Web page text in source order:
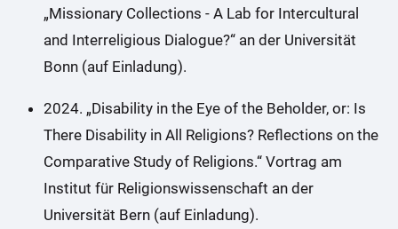
„Missionary Collections - A Lab for Intercultural
and Interreligious Dialogue?“ an der Universität
Bonn (auf Einladung).
2024. „Disability in the Eye of the Beholder, or: Is
There Disability in All Religions? Reflections on the
Comparative Study of Religions.“ Vortrag am
Institut für Religionswissenschaft an der
Universität Bern (auf Einladung).